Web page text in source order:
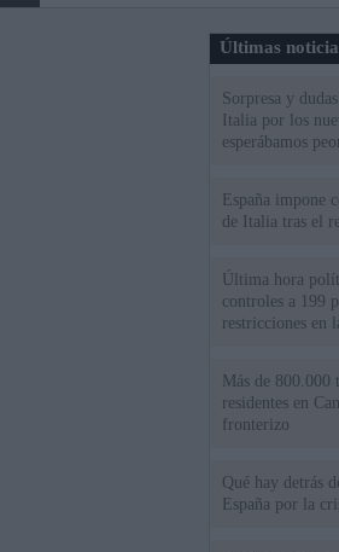
Últimas
Sorpresa y
Italia por los
esperábamos
España impone
de Italia tras el
Última hora
controles a 199
restricciones en
Más de 800.000
residentes en
fronterizo
Qué hay detrás
España por la